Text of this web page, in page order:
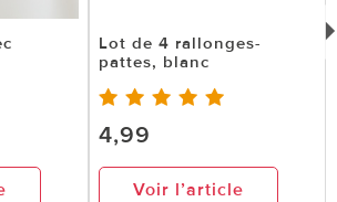
Lot de 4 rallonges-
pattes, blanc
4,99
Voir l’article